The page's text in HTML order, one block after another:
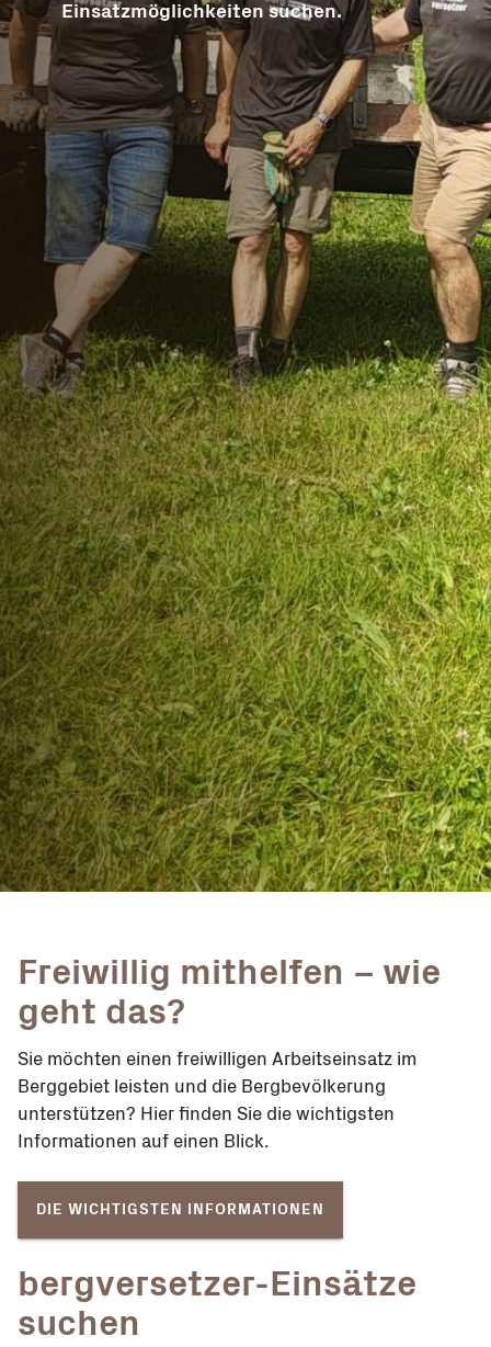
Einsatzmöglichkeiten suchen.
Freiwillig mithelfen – wie
geht das?
Sie möchten einen freiwilligen Arbeitseinsatz im
Berggebiet leisten und die Bergbevölkerung
unterstützen? Hier finden Sie die wichtigsten
Informationen auf einen Blick.
DIE WICHTIGSTEN INFORMATIONEN
bergversetzer-Einsätze
suchen